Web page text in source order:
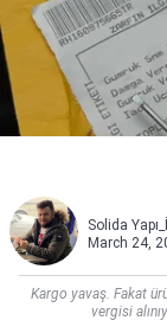
Solida
March 24,
Kargo yavaş. Fakat
vergisi